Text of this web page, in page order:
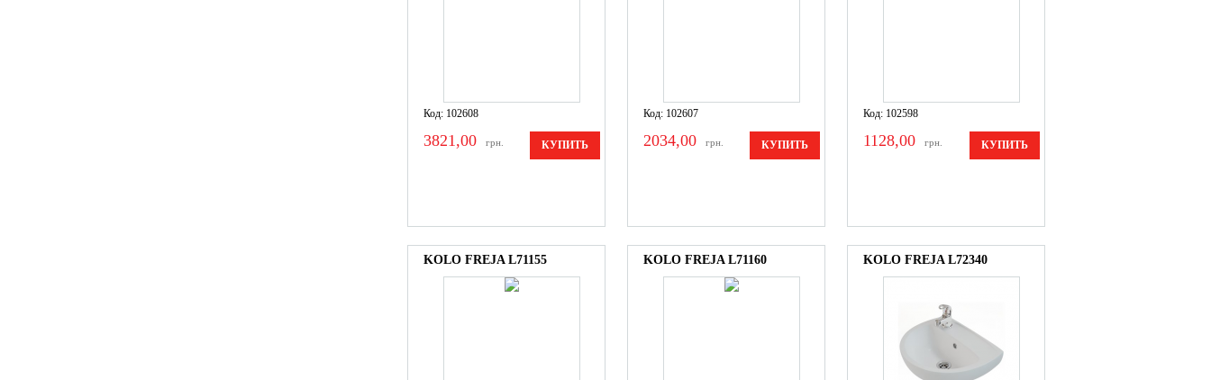
Код: 102608
КУПИТЬ
3821,00 грн.
Код: 102607
КУПИТЬ
2034,00 грн.
Код: 102598
КУПИТЬ
1128,00 грн.
KOLO FREJA L71155 KOLO FREJA L71160 KOLO FREJA L72340